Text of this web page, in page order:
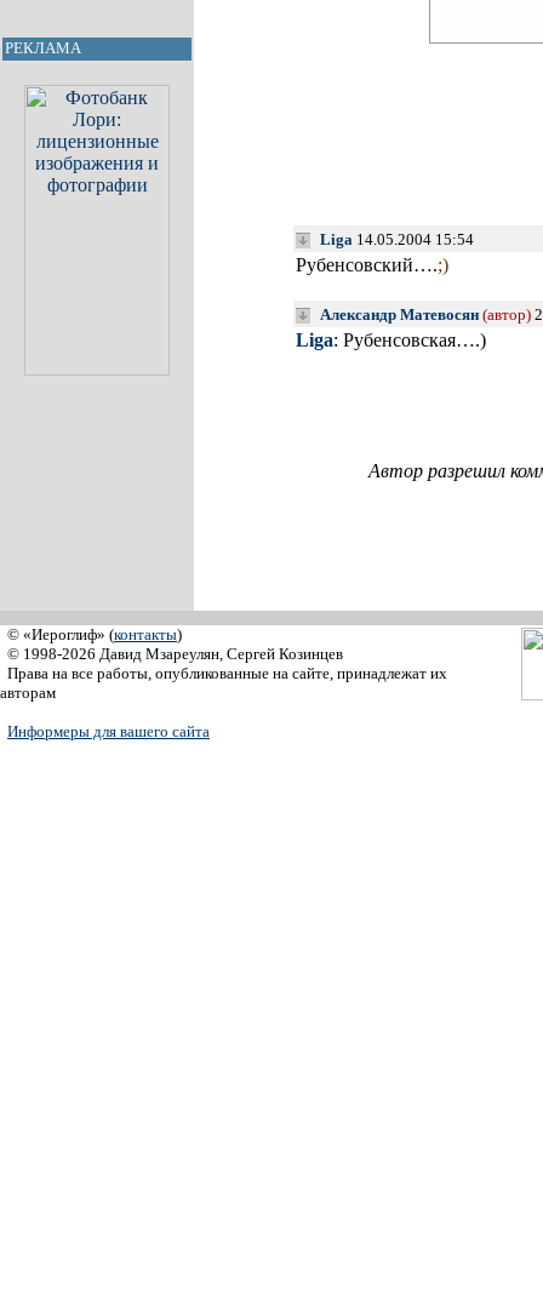
РЕКЛАМА
Liga 14.05.2004 15:54
Рубенсовский….;)
Александр Матевосян (автор)
Liga: Рубенсовская….)
Автор разрешил
© «Иероглиф» (контакты)
© 1998-2026 Давид Мзареулян, Сергей Козинцев
Права на все работы, опубликованные на сайте, принадлежат их
авторам
Информеры для вашего сайта